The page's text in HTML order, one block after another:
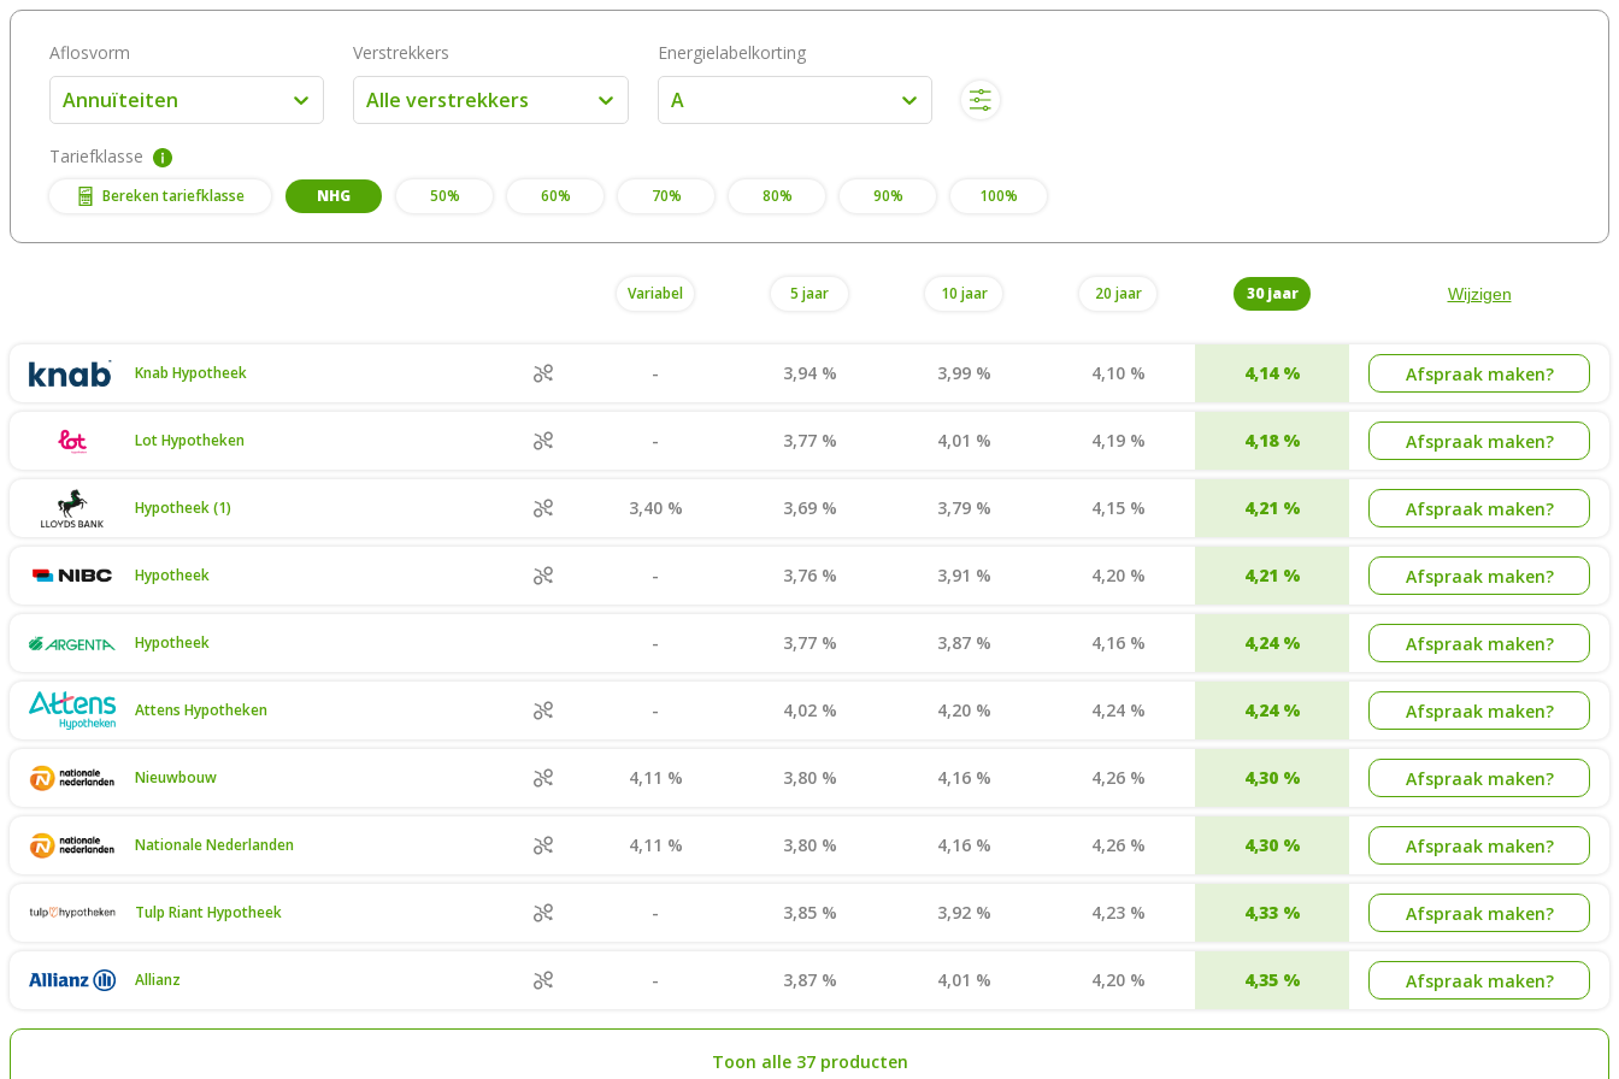
Aflosvorm
Annuïteiten
Verstrekkers
Alle verstrekkers
Energielabelkorting
A
Tariefklasse
Bereken tariefklasse NHG 50% 60% 70% 80% 90% 100%
Variabel 5 jaar 10 jaar 20 jaar 30 jaar Wijzigen
Knab Hypotheek - 3,94 % 3,99 % 4,10 % 4,14 % Afspraak maken?
Lot Hypotheken - 3,77 % 4,01 % 4,19 % 4,18 % Afspraak maken?
Hypotheek (1) 3,40 % 3,69 % 3,79 % 4,15 % 4,21 % Afspraak maken?
Hypotheek - 3,76 % 3,91 % 4,20 % 4,21 % Afspraak maken?
Hypotheek - 3,77 % 3,87 % 4,16 % 4,24 % Afspraak maken?
Attens Hypotheken - 4,02 % 4,20 % 4,24 % 4,24 % Afspraak maken?
Nieuwbouw 4,11 % 3,80 % 4,16 % 4,26 % 4,30 % Afspraak maken?
Nationale Nederlanden 4,11 % 3,80 % 4,16 % 4,26 % 4,30 % Afspraak maken?
Tulp Riant Hypotheek - 3,85 % 3,92 % 4,23 % 4,33 % Afspraak maken?
Allianz - 3,87 % 4,01 % 4,20 % 4,35 % Afspraak maken?
Toon alle 37 producten